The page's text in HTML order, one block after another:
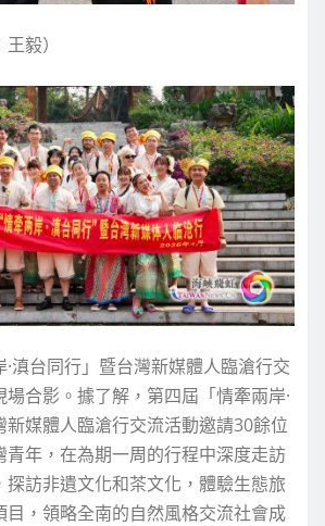
毅）
滇台同行」暨台灣新媒體人臨滄行交
合影。據了解，第四屆「情牽兩岸·
新媒體人臨滄行交流活動邀請30餘位
青年，在為期一周的行程中深度走訪
探訪非遺文化和茶文化，體驗生態旅
目，領略全南的自然風格交流社會成